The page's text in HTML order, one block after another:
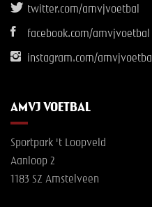
twitter.com/amvjvoetbal
facebook.com/amvjvoetbal
instagram.com/amvjvoetbal
AMVJ VOETBAL
Sportpark 't Loopveld
Aanloop 2
1183 SZ Amstelveen